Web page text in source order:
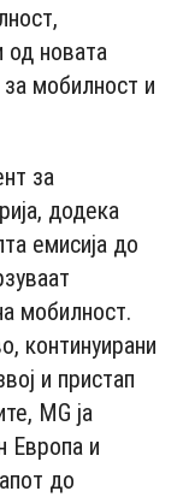
од новата
за мобилност и
за
додека
емисија до
мобилност.
континуирани
и пристап
MG ја
Европа и
до